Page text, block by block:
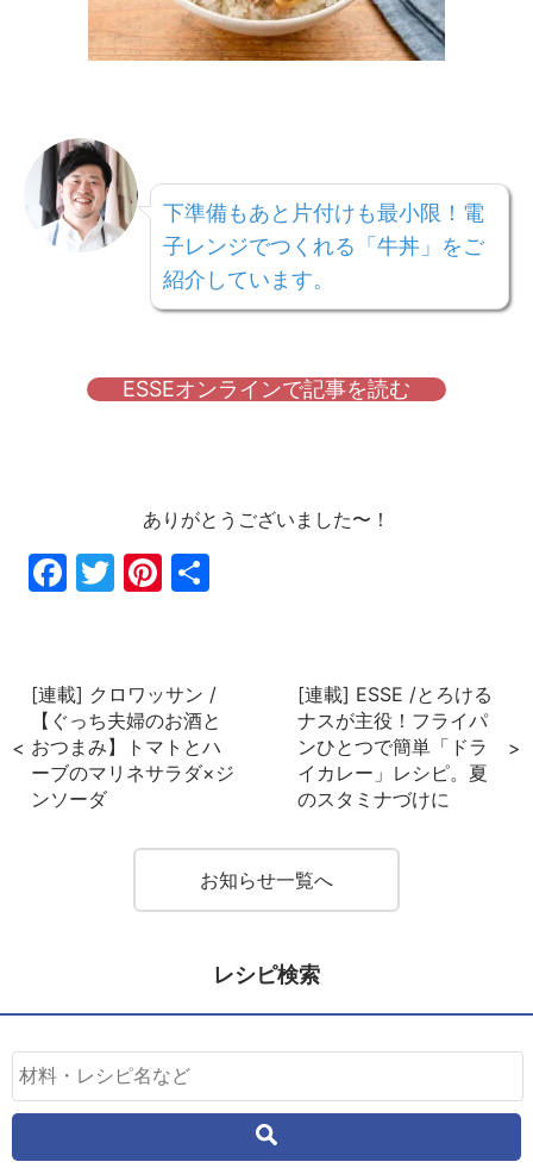
下準備もあと片付けも最小限！電
子レンジでつくれる「牛丼」をご
紹介しています。
ESSEオンラインで記事を読む
ありがとうございました〜！
Fac
Twi
Pin
[連載] クロワッサン /
【ぐっち夫婦のお酒と
おつまみ】トマトとハ
ーブのマリネサラダ×ジ
ンソーダ
[連載] ESSE /とろける
ナスが主役！フライパ
ンひとつで簡単「ドラ
イカレー」レシピ。夏
のスタミナづけに
お知らせ一覧へ
レシピ検索